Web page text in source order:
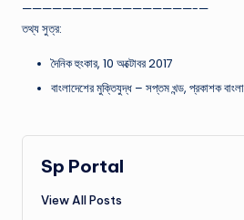
—————————————————-—
তথ্য সুত্র:
দৈনিক হুংকার, 10 অক্টোবর 2017
বাংলাদেশের মুক্তিযুদ্ধ – সপ্তম খন্ড, প্রকাশক
Sp Portal
View All Posts